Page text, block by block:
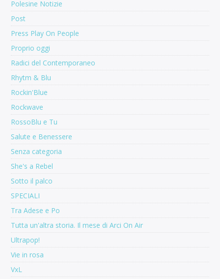
Polesine Notizie
Post
Press Play On People
Proprio oggi
Radici del Contemporaneo
Rhytm & Blu
Rockin'Blue
Rockwave
RossoBlu e Tu
Salute e Benessere
Senza categoria
She's a Rebel
Sotto il palco
SPECIALI
Tra Adese e Po
Tutta un'altra storia. Il mese di Arci On Air
Ultrapop!
Vie in rosa
VxL